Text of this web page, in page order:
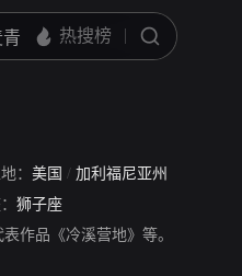
： 美国 / 加利福尼亚州
狮子座
作品《冷溪营地》等。